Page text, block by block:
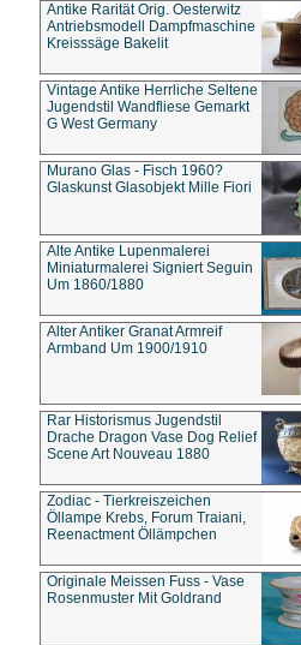
Antike Rarität Orig. Oesterwitz
Antriebsmodell Dampfmaschine
Kreisssäge Bakelit
Vintage Antike Herrliche Seltene
Jugendstil Wandfliese Gemarkt
G West Germany
Murano Glas - Fisch 1960?
Glaskunst Glasobjekt Mille Fiori
Alte Antike Lupenmalerei
Miniaturmalerei Signiert Seguin
Um 1860/1880
Alter Antiker Granat Armreif
Armband Um 1900/1910
Rar Historismus Jugendstil
Drache Dragon Vase Dog Relief
Scene Art Nouveau 1880
Zodiac - Tierkreiszeichen
Öllampe Krebs, Forum Traiani,
Reenactment Öllämpchen
Originale Meissen Fuss - Vase
Rosenmuster Mit Goldrand